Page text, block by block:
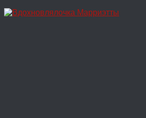
Перейти